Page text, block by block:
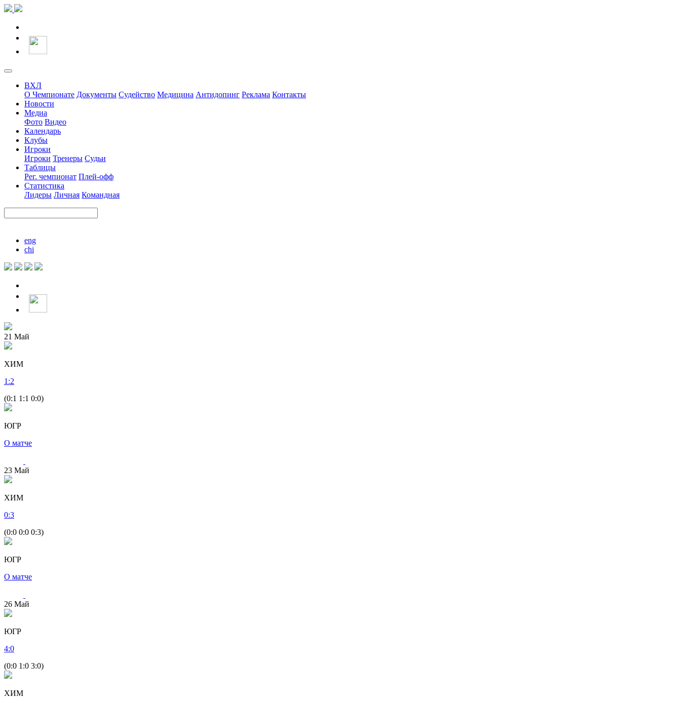
ВХЛ
О Чемпионате Документы Судейство Медицина Антидопинг Реклама Контакты
Новости
Медиа
Фото Видео
Календарь
Клубы
Игроки
Игроки Тренеры Судьи
Таблицы
Рег. чемпионат Плей-офф
Статистика
Лидеры Личная Командная
eng
chi
21 Май
ХИМ
1 :2
(0:1 1:1 0:0)
ЮГР
О матче
23 Май
ХИМ
0:3
(0:0 0:0 0:3)
ЮГР
О матче
26 Май
ЮГР
4:0
(0:0 1:0 3:0)
ХИМ